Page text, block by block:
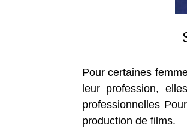
Pour certaines
leur profession,
professionnelles
production de films.